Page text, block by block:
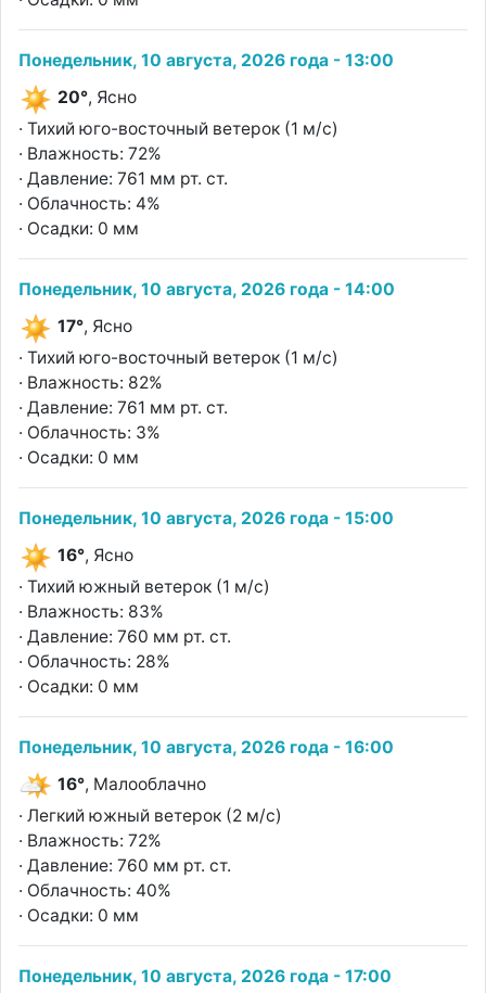
Понедельник, 10 августа, 2026 года - 13:00
20°, Ясно
· Тихий юго-восточный ветерок (1 м/с)
· Влажность: 72%
· Давление: 761 мм рт. ст.
· Облачность: 4%
· Осадки: 0 мм
Понедельник, 10 августа, 2026 года - 14:00
17°, Ясно
· Тихий юго-восточный ветерок (1 м/с)
· Влажность: 82%
· Давление: 761 мм рт. ст.
· Облачность: 3%
· Осадки: 0 мм
Понедельник, 10 августа, 2026 года - 15:00
16°, Ясно
· Тихий южный ветерок (1 м/с)
· Влажность: 83%
· Давление: 760 мм рт. ст.
· Облачность: 28%
· Осадки: 0 мм
Понедельник, 10 августа, 2026 года - 16:00
16°, Малооблачно
· Легкий южный ветерок (2 м/с)
· Влажность: 72%
· Давление: 760 мм рт. ст.
· Облачность: 40%
· Осадки: 0 мм
Понедельник, 10 августа, 2026 года - 17:00